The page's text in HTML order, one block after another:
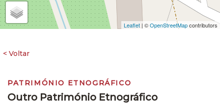
Leaflet | ©OpenStreetMapcontributors
PATRIMÓNIO ETNOGRÁFICO
Outro Património Etnográfico